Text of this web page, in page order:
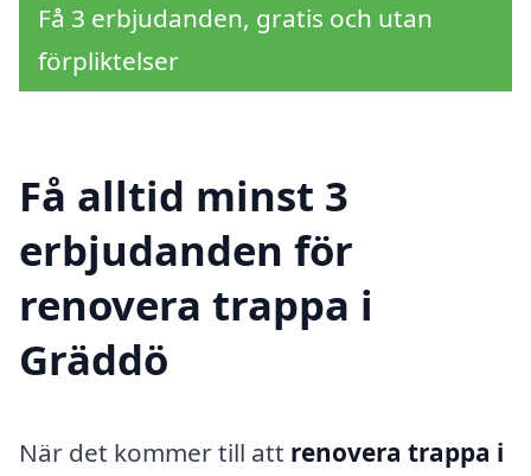
Få 3 erbjudanden, gratis och utan
förpliktelser
Få alltid minst 3
erbjudanden för
renovera trappa i
Gräddö
När det kommer till att renovera trappa i